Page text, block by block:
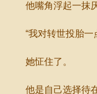
他嘴角浮起一抹厌
“我对转世投胎一
她怔住了。
他是自己选择待在